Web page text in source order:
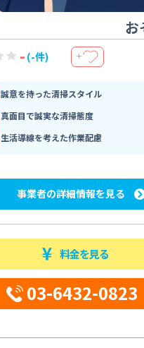
お
- (-件) ＋
誠意を持った清掃スタイル
真面目で誠実な清掃態度
生活導線を考えた作業配慮
事業者の詳細情報を見る
料金を見る
03-6432-0823